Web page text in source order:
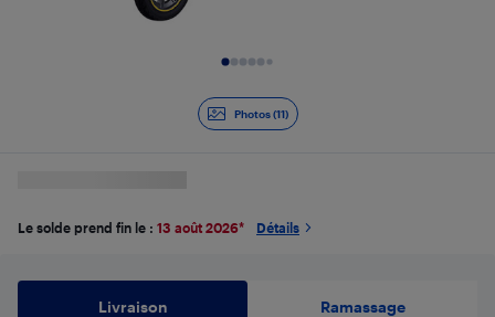
Photos (11)
Le solde prend fin le : 13 août 2026* Détails
Livraison Ramassage